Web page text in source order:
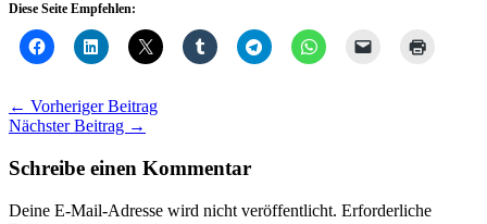
Diese Seite Empfehlen:
← Vorheriger Beitrag
Nächster Beitrag →
Schreibe einen Kommentar
Deine E-Mail-Adresse wird nicht veröffentlicht. Erforderliche